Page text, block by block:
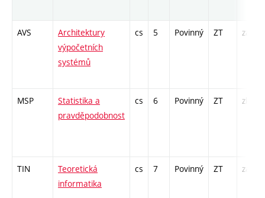
AVS
Architektury
výpočetních
systémů
cs 5 Povinný ZT zá,zk
MSP
Statistika a
pravděpodobnost
cs 6 Povinný ZT zk
TIN
Teoretická
informatika
cs 7 Povinný ZT zá,zk